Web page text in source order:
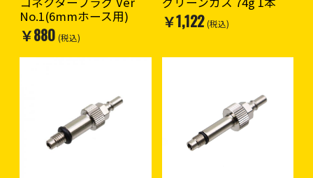
No.1(6mmホース用)
￥880 (税込)
￥1,122 (税込)